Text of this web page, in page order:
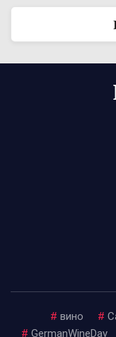
# вино #
# GermanWineDay